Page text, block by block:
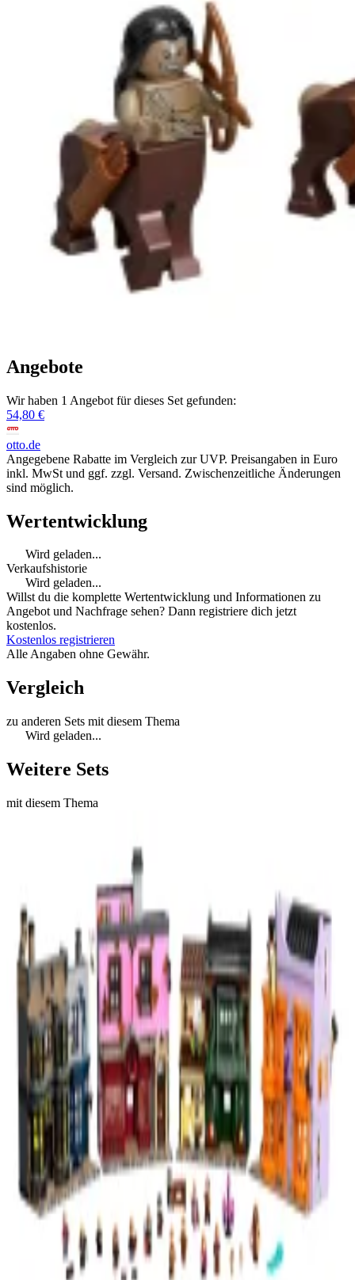
Angebote
Wir haben 1 Angebot für dieses Set gefunden:
54,80 €
otto.de
Angegebene Rabatte im Vergleich zur UVP. Preisangaben in Euro
inkl. MwSt und ggf. zzgl. Versand. Zwischenzeitliche Änderungen
sind möglich.
Wertentwicklung
Wird geladen...
Verkaufshistorie
Wird geladen...
Willst du die komplette Wertentwicklung und Informationen zu
Angebot und Nachfrage sehen? Dann registriere dich jetzt
kostenlos.
Kostenlos registrieren
Alle Angaben ohne Gewähr.
Vergleich
zu anderen Sets mit diesem Thema
Wird geladen...
Weitere Sets
mit diesem Thema